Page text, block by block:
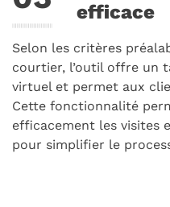
efficace
Selon les critères
courtier, l’outil offre un
virtuel et permet aux
Cette fonctionnalité
efficacement les visites
pour simplifier le